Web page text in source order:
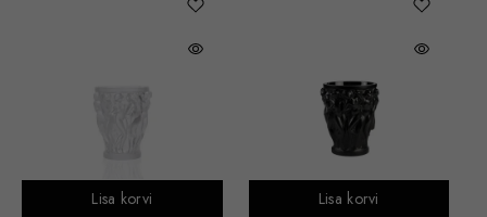
Lisa korvi Lisa korvi